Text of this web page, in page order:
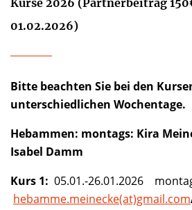
01.02.2026)
Bitte beachten Sie bei den
unterschiedlichen Wochentage.
Hebammen: montags: Kira
Isabel Damm
Kurs 1: 05.01.-26.01.2026
hebamme.meinecke(at)gmail.com